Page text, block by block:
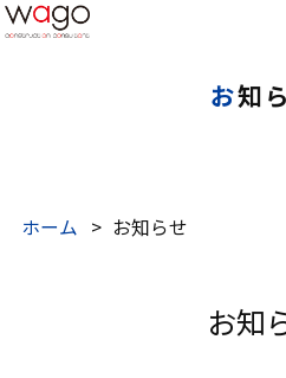
お知
ホーム お知らせ
お知